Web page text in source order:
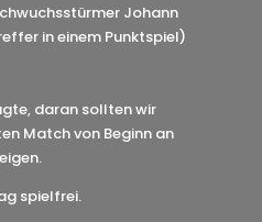
Johann
in einem Punktspiel)
daran sollten wir
Match von Beginn an
spielfrei.